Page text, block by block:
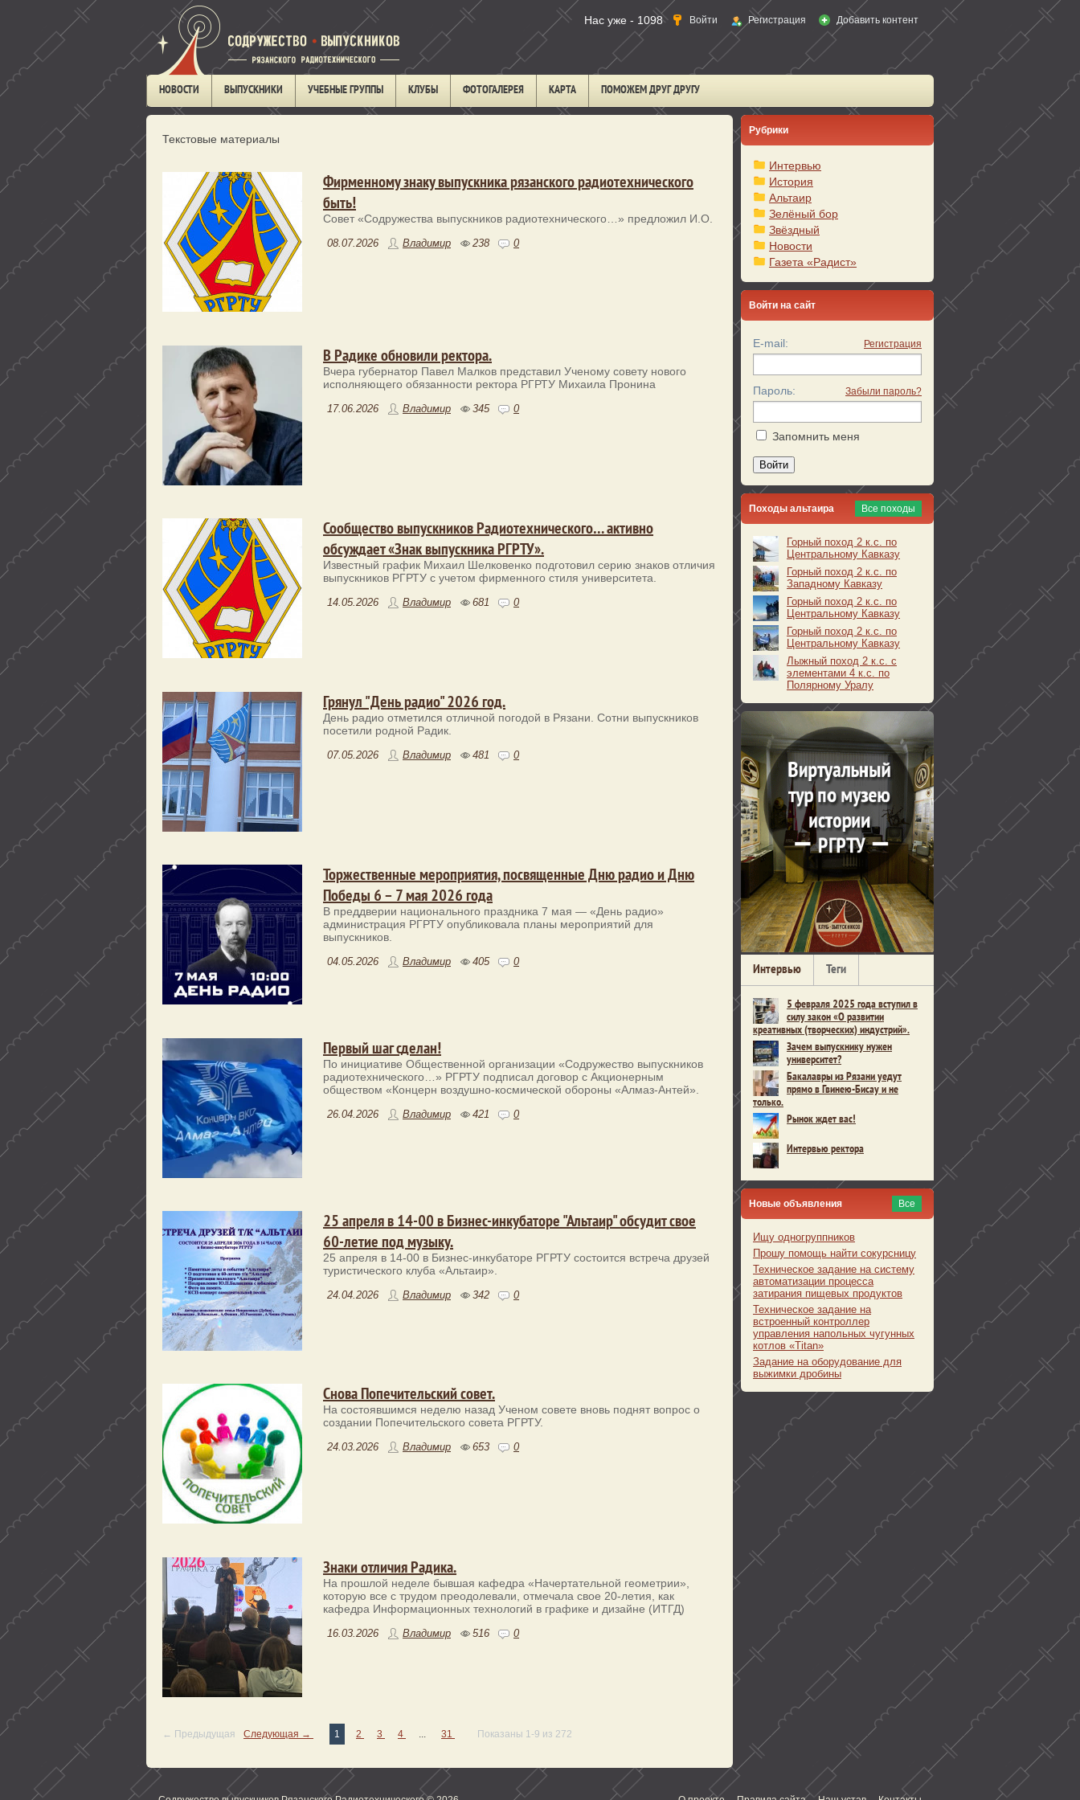
Войти Регистрация Добавить контент
Нас уже - 1098
НОВОСТИ ВЫПУСКНИКИ УЧЕБНЫЕ ГРУППЫ КЛУБЫ ФОТОГАЛЕРЕЯ КАРТА ПОМОЖЕМ ДРУГ ДРУГУ
Текстовые материалы
Фирменному знаку выпускника рязанского радиотехнического
быть!
Совет «Содружества выпускников радиотехнического…» предложил И.О.
08.07.2026 Владимир 238 0
В Радике обновили ректора.
Вчера губернатор Павел Малков представил Ученому совету нового
исполняющего обязанности ректора РГРТУ Михаила Пронина
17.06.2026 Владимир 345 0
Сообщество выпускников Радиотехнического… активно
обсуждает «Знак выпускника РГРТУ».
Известный график Михаил Шелковенко подготовил серию знаков отличия
выпускников РГРТУ с учетом фирменного стиля университета.
14.05.2026 Владимир 681 0
Грянул "День радио" 2026 год.
День радио отметился отличной погодой в Рязани. Сотни выпускников
посетили родной Радик.
07.05.2026 Владимир 481 0
Торжественные мероприятия, посвященные Дню радио и Дню
Победы 6 – 7 мая 2026 года
В преддверии национального праздника 7 мая — «День радио»
администрация РГРТУ опубликовала планы мероприятий для
выпускников.
04.05.2026 Владимир 405 0
Первый шаг сделан!
По инициативе Общественной организации «Содружество выпускников
радиотехнического…» РГРТУ подписал договор с Акционерным
обществом «Концерн воздушно-космической обороны «Алмаз-Антей».
26.04.2026 Владимир 421 0
25 апреля в 14-00 в Бизнес-инкубаторе "Альтаир" обсудит свое
60-летие под музыку.
25 апреля в 14-00 в Бизнес-инкубаторе РГРТУ состоится встреча друзей
туристического клуба «Альтаир».
24.04.2026 Владимир 342 0
Снова Попечительский совет.
На состоявшимся неделю назад Ученом совете вновь поднят вопрос о
создании Попечительского совета РГРТУ.
24.03.2026 Владимир 653 0
Знаки отличия Радика.
На прошлой неделе бывшая кафедра «Начертательной геометрии»,
которую все с трудом преодолевали, отмечала свое 20-летия, как
кафедра Информационных технологий в графике и дизайне (ИТГД)
16.03.2026 Владимир 516 0
← Предыдущая Следующая → 1 2 3 4 31 Показаны 1-9 из 272
Рубрики
Интервью
История
Альтаир
Зелёный бор
Звёздный
Новости
Газета «Радист»
Войти на сайт
E-mail: Регистрация
Пароль: Забыли пароль?
Запомнить меня
Войти
Походы альтаира Все походы
Горный поход 2 к.с. по
Центральному Кавказу
Горный поход 2 к.с. по
Западному Кавказу
Горный поход 2 к.с. по
Центральному Кавказу
Горный поход 2 к.с. по
Центральному Кавказу
Лыжный поход 2 к.с. с
элементами 4 к.с. по
Полярному Уралу
Интервью Теги
5 февраля 2025 года вступил в
силу закон «О развитии
креативных (творческих) индустрий».
Зачем выпускнику нужен
университет?
Бакалавры из Рязани уедут
прямо в Гвинею-Бисау и не
только.
Рынок ждет вас!
Интервью ректора
Новые объявления Все
Ищу одногруппников
Прошу помощь найти сокурсницу
Техническое задание на систему
автоматизации процесса
затирания пищевых продуктов
Техническое задание на
встроенный контроллер
управления напольных чугунных
котлов «Titan»
Задание на оборудование для
выжимки дробины